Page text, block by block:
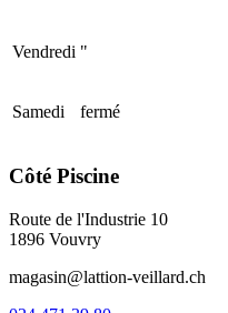
Vendredi "
Samedi fermé
Côté Piscine
Route de l'Industrie 10
1896 Vouvry
magasin@lattion-veillard.ch